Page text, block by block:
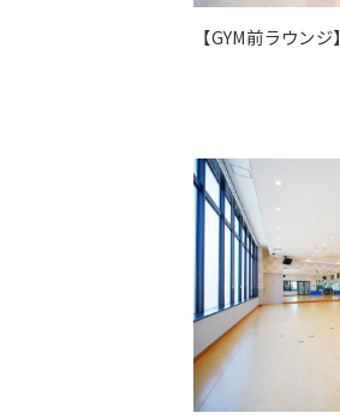
【GYM前ラウンジ】